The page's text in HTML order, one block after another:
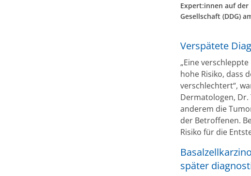
Expert:innen auf der
Gesellschaft (DDG)
Verspätete
„Eine
hohe Risiko, dass
verschlechtert“,
Dermatologen,
anderem die
der Betroffenen.
Risiko für die
später